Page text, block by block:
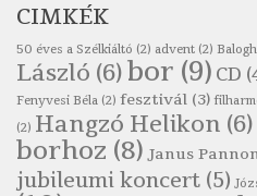
Szélkiáltó
Robert Burns: Árpa
Szélkiáltó
Robert Burns: Most
Szélkiáltó
Robert Burns: Most
Szélkiáltó
CIMKÉK
50 éves a Szélkiáltó (2) advent (2)
László (6)bor (9) CD
Fenyvesi Béla (2) fesztivál (3)
(2) Hangzó Helikon (6)
borhoz (8) Janus
jubileumi koncert (5)